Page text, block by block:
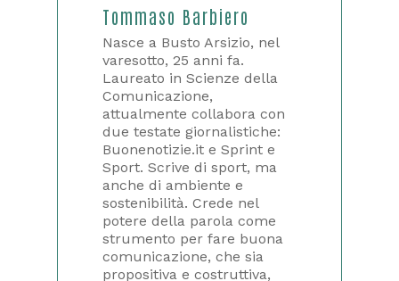
Tommaso Barbiero
Nasce a Busto Arsizio, nel
varesotto, 25 anni fa.
Laureato in Scienze della
Comunicazione,
attualmente collabora con
due testate giornalistiche:
Buonenotizie.it e Sprint e
Sport. Scrive di sport, ma
anche di ambiente e
sostenibilità. Crede nel
potere della parola come
strumento per fare buona
comunicazione, che sia
propositiva e costruttiva,